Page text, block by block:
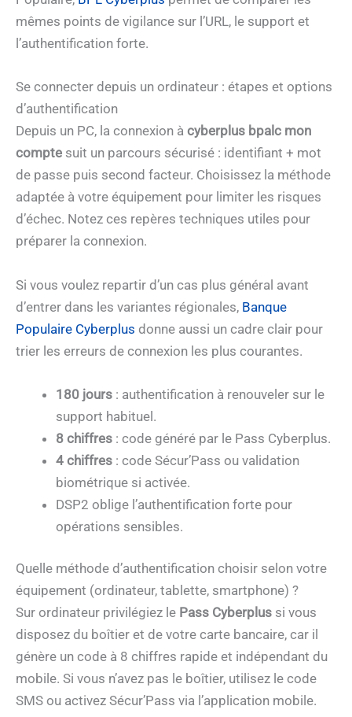
mêmes points de vigilance sur l’URL, le support et
l’authentification forte.
Se connecter depuis un ordinateur : étapes et options
d’authentification
Depuis un PC, la connexion à cyberplus bpalc mon
compte suit un parcours sécurisé : identifiant + mot
de passe puis second facteur. Choisissez la méthode
adaptée à votre équipement pour limiter les risques
d’échec. Notez ces repères techniques utiles pour
préparer la connexion.
Si vous voulez repartir d’un cas plus général avant
d’entrer dans les variantes régionales, Banque
Populaire Cyberplus donne aussi un cadre clair pour
trier les erreurs de connexion les plus courantes.
180 jours : authentification à renouveler sur le
support habituel.
8 chiffres : code généré par le Pass Cyberplus.
4 chiffres : code Sécur’Pass ou validation
biométrique si activée.
DSP2 oblige l’authentification forte pour
opérations sensibles.
Quelle méthode d’authentification choisir selon votre
équipement (ordinateur, tablette, smartphone) ?
Sur ordinateur privilégiez le Pass Cyberplus si vous
disposez du boîtier et de votre carte bancaire, car il
génère un code à 8 chiffres rapide et indépendant du
mobile. Si vous n’avez pas le boîtier, utilisez le code
SMS ou activez Sécur’Pass via l’application mobile.